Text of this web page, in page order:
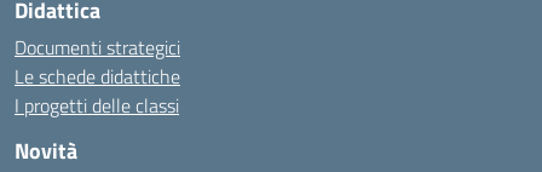
Didattica
Documenti strategici
Le schede didattiche
I progetti delle classi
Novità